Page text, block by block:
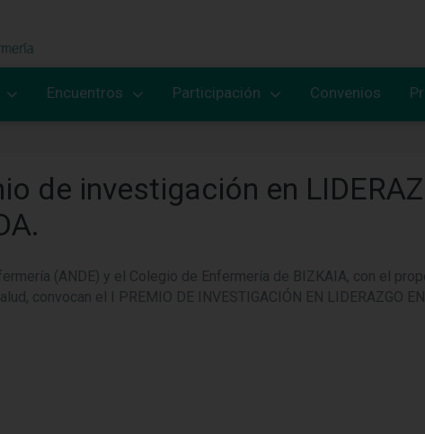
Encuentros Participación Convenios
de investigación en
(ANDE) y el Colegio de Enfermería de BIZKAIA, con el
convocan el I PREMIO DE INVESTIGACIÓN EN LIDERAZGO